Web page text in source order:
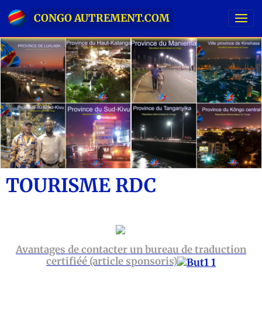
CONGO AUTREMENT.COM
TOURISME RDC
Avantages de contacter un bureau de traduction
сertifiéé (article sponsoris)